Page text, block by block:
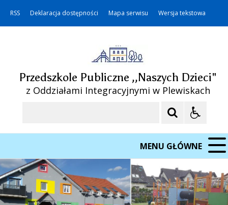
RSS Deklaracja dostępności Mapa serwisu Wersja tekstowa
Przedszkole Publiczne ,,Naszych Dzieci"
z Oddziałami Integracyjnymi w Plewiskach
MENU GŁÓWNE